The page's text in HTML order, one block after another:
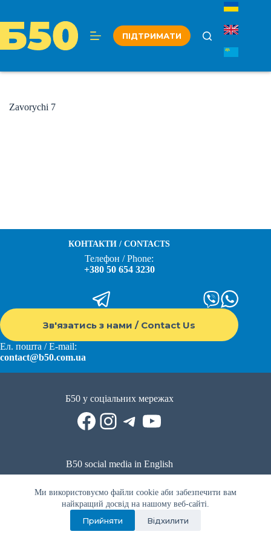
вмісту
Ми використовуємо файли cookie аби забезпечити вам
найкращий досвід на нашому веб-сайті.
Прийняти Відхилити
ПІДТРИМАТИ
Zavorychi 7
КОНТАКТИ / CONTACTS
Телефон / Phone:
+380 50 654 3230
Зв'язатись з нами / Contact Us
Ел. пошта / E-mail:
contact@b50.com.ua
Б50 у соціальних мережах
Facebook
Instagram
Telegram
YouTube
B50 social media in English
Reddit
Facebook
LinkedIn
YouTube
WhatsApp
Політика приватності|Публічна оферта|Умови використання
Privacy Policy|Public offer Terms of use